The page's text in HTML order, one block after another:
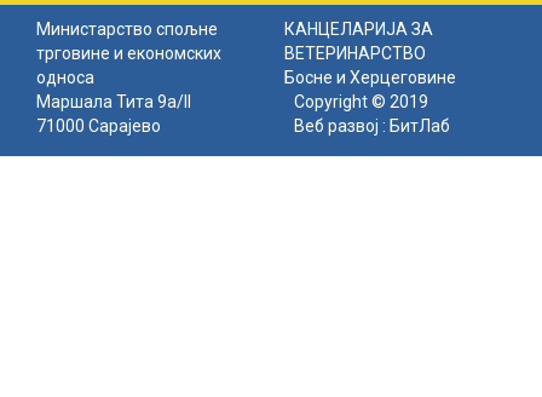
Министарство спољне
трговине и економских
односа
КАНЦЕЛАРИЈА ЗА
ВЕТЕРИНАРСТВО
Босне и Херцеговине
Маршала Тита 9а/II
71000 Сарајево
Copyright © 2019
Веб развој : БитЛаб